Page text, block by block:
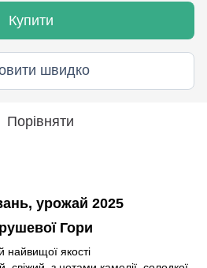
Купити
швидко
Порівняти
урожай 2025
Гори
найвищої якості